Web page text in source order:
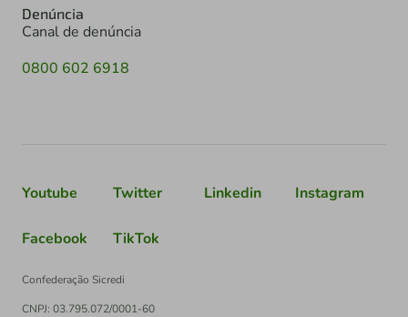
Denúncia
Canal de denúncia
0800 602 6918
Youtube Twitter Linkedin Instagram
Facebook TikTok
Confederação Sicredi
CNPJ: 03.795.072/0001-60